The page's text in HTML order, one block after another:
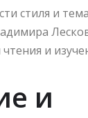
стиля и
и
и